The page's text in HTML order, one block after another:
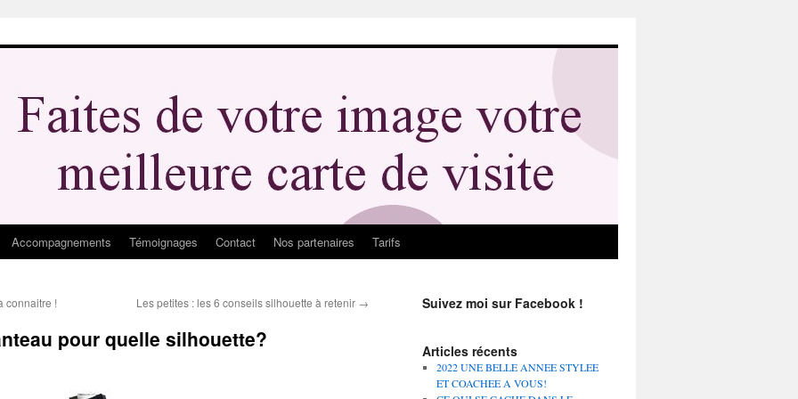
Accompagnements Témoignages Contact Nos partenaires Tarifs
connaitre ! Les petites : les 6 conseils silhouette à retenir →
pour quelle silhouette?
Suivez moi sur Facebook !
Articles récents
2022 UNE BELLE ANNEE STYLEE
ET COACHEE A VOUS!